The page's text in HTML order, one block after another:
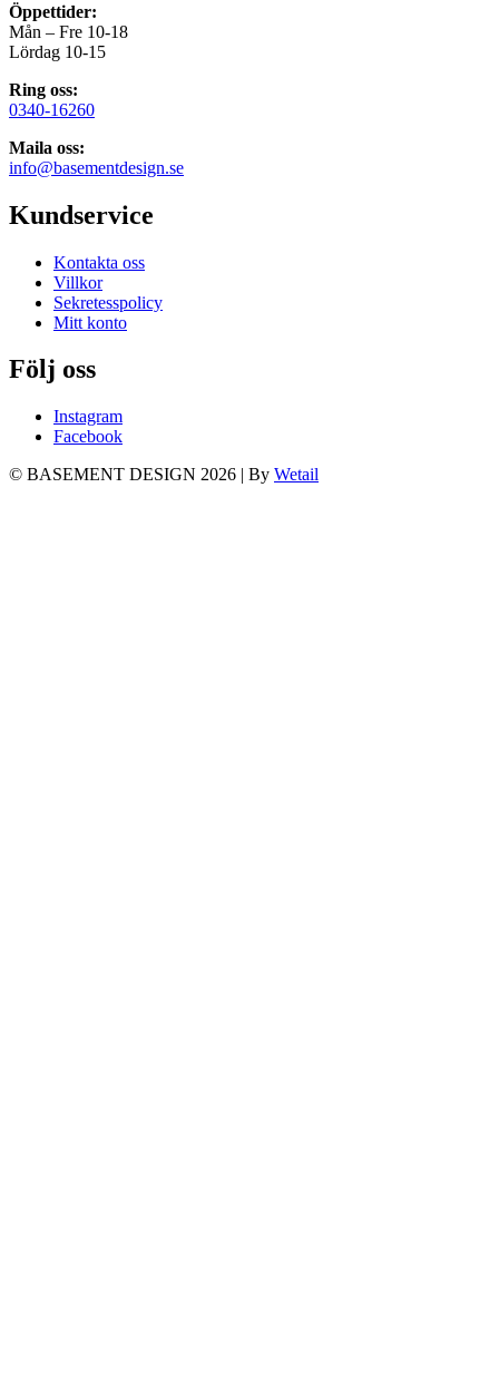
Öppettider:
Mån – Fre 10-18
Lördag 10-15
Ring oss:
0340-16260
Maila oss:
info@basementdesign.se
Kundservice
Kontakta oss
Villkor
Sekretesspolicy
Mitt konto
Följ oss
Instagram
Facebook
© BASEMENT DESIGN 2026 | By Wetail